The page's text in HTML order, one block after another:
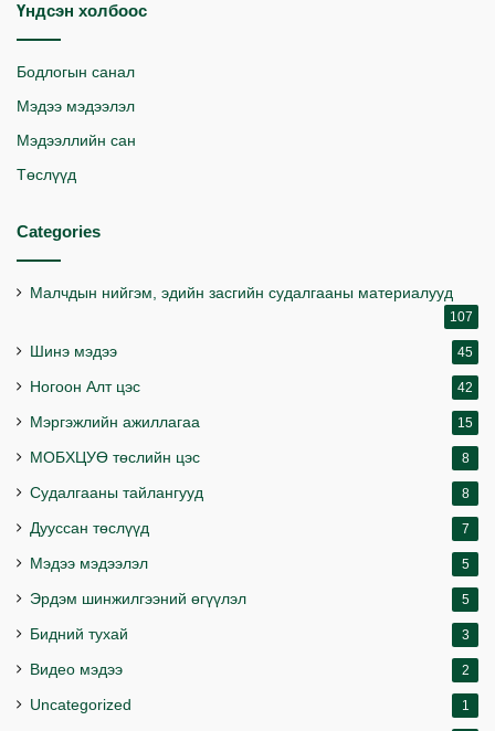
Үндсэн холбоос
Бодлогын санал
Мэдээ мэдээлэл
Мэдээллийн сан
Төслүүд
Categories
Малчдын нийгэм, эдийн засгийн судалгааны материалууд
107
Шинэ мэдээ 45
Ногоон Алт цэс 42
Мэргэжлийн ажиллагаа 15
МОБХЦУӨ төслийн цэс 8
Судалгааны тайлангууд 8
Дууссан төслүүд 7
Мэдээ мэдээлэл 5
Эрдэм шинжилгээний өгүүлэл 5
Бидний тухай 3
Видео мэдээ 2
Uncategorized 1